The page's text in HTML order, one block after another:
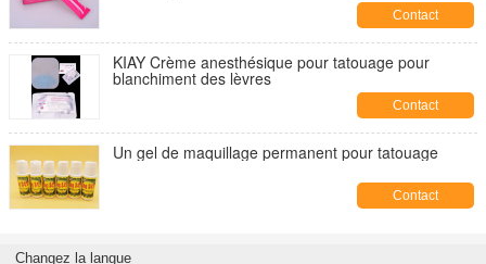
Contact
KIAY Crème anesthésique pour tatouage pour
blanchiment des lèvres
Contact
Un gel de maquillage permanent pour tatouage
Contact
Changez la langue